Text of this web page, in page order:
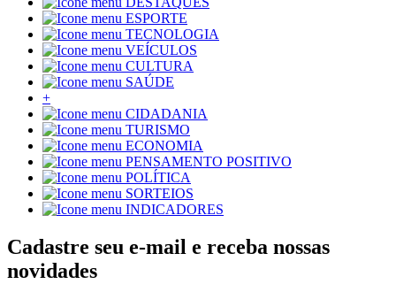
ESPORTE
TECNOLOGIA
VEÍCULOS
CULTURA
SAÚDE
+
CIDADANIA
TURISMO
ECONOMIA
PENSAMENTO POSITIVO
POLÍTICA
SORTEIOS
INDICADORES
Cadastre seu e-mail e receba nossas
novidades